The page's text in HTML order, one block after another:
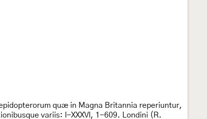
quæ in Magna Britannia reperiuntur,
variis: I-XXXVI, 1-609. Londini (R.